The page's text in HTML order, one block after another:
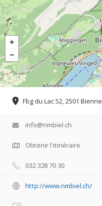
Fbg du Lac 52, 2501 Bienne
info@nmbiel.ch
Obtenir l'itinéraire
032 328 70 30
http://www.nmbiel.ch/